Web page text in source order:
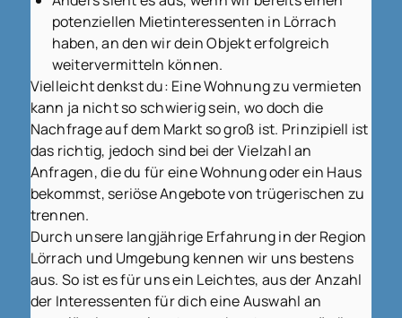
potenziellen Mietinteressenten in Lörrach
haben, an den wir dein Objekt erfolgreich
weitervermitteln können.
Vielleicht denkst du: Eine Wohnung zu vermieten
kann ja nicht so schwierig sein, wo doch die
Nachfrage auf dem Markt so groß ist. Prinzipiell ist
das richtig, jedoch sind bei der Vielzahl an
Anfragen, die du für eine Wohnung oder ein Haus
bekommst, seriöse Angebote von trügerischen zu
trennen.
Durch unsere langjährige Erfahrung in der Region
Lörrach und Umgebung kennen wir uns bestens
aus. So ist es für uns ein Leichtes, aus der Anzahl
der Interessenten für dich eine Auswahl an